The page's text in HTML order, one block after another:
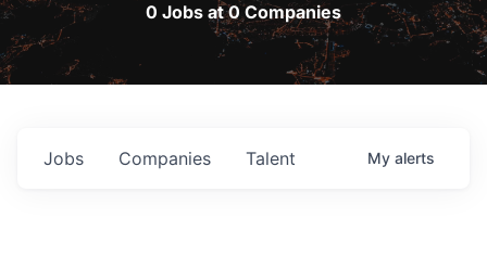
0 Jobs at 0 Companies
Jobs Companies Talent My alerts